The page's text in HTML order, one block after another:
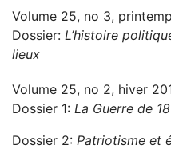
Volume 25, no 3,
Dossier: L’histoire
lieux
Volume 25, no 2, hiver
Dossier 1: La Guerre de
Dossier 2: Patriotisme et